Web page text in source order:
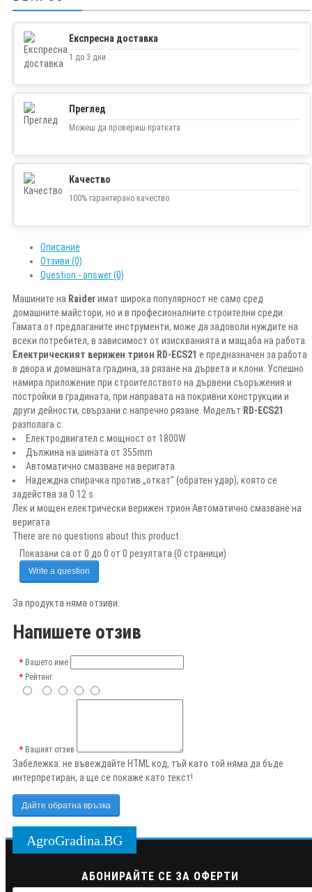
Експресна доставка
1 до 3 дни
Преглед
Можеш да провериш пратката
Качество
100% гарантирано качество
Описание
Отзиви (0)
Question - answer (0)
Машините на Raiderимат широка популярност не само сред
домашните майстори, но и в професионалните строителни среди.
Гамата от предлаганите инструменти, може да задоволи нуждите на
всеки потребител, в зависимост от изискванията и мащаба на работа.
Електрическият верижен трион RD-ECS21 е предназначен за работа
в двора и домашната градина, за рязане на дървета и клони. Успешно
намира приложение при строителството на дървени съоръжения и
постройки в градината, при направата на покривни конструкции и
други дейности, свързани с напречно рязане. Моделът RD-ECS21
разполага с:
Електродвигател с мощност от 1800W
Дължина на шината от 355mm
Автоматично смазване на веригата
Надеждна спирачка против „откат" (обратен удар), която се
задейства за 0.12 s.
Лек и мощен електрически верижен трион Автоматично смазване на
веригата
There are no questions about this product..
Показани са от 0 до 0 от 0 резултата (0 страници)
Write a question
За продукта няма отзиви.
Напишете отзив
Вашето име
Рейтинг
Вашият отзив
Забележка: не въвеждайте HTML код, тъй като той няма да бъде
интерпретиран, а ще се покаже като текст!
Дайте обратна връзка
AgroGradina.BG
АБОНИРАЙТЕ СЕ ЗА ОФЕРТИ